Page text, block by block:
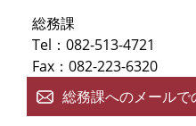
総務課
Tel：082-513-4721
Fax：082-223-6320
総務課へのメール